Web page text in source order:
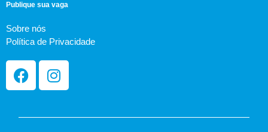
Publique sua vaga
Sobre nós
Política de Privacidade